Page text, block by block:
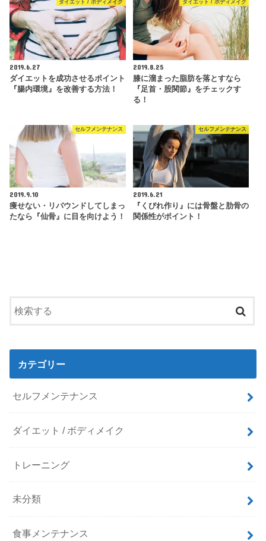
ダイエット / ボディメイク
2019.6.27
ダイエットを成功させるポイント
『腸内環境』を改善する方法！
ダイエット / ボディメイク
2019.8.25
膝に溜まった脂肪を落とすなら
『足首・股関節』をチェックす
る！
セルフメンテナンス
2019.9.10
痩せない・リバウンドしてしまっ
たなら『仙骨』に目を向けよう！
セルフメンテナンス
2019.6.21
『くびれ作り』には骨盤と肋骨の
関係性がポイント！
カテゴリー
セルフメンテナンス
ダイエット / ボディメイク
トレーニング
未分類
食事メンテナンス